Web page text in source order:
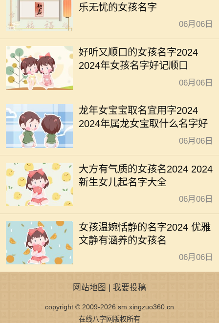
乐无忧的女孩名字
06月06日
好听又顺口的女孩名字2024
2024年女孩名字好记顺口
06月06日
龙年女宝宝取名宜用字2024
2024年属龙女宝取什么名字好
06月06日
大方有气质的女孩名2024 2024
新生女儿起名字大全
06月06日
女孩温婉恬静的名字2024 优雅
文静有涵养的女孩名
06月06日
网站地图 | 我要投稿
copyright © 2009-2026 sm.xingzuo360.cn
在线八字网版权所有